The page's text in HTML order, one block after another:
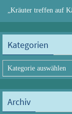
„Kräuter treffen auf
Kategorien
Kategorien
Archiv